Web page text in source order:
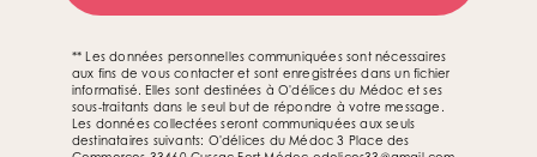
** Les données personnelles communiquées sont nécessaires
aux fins de vous contacter et sont enregistrées dans un fichier
informatisé. Elles sont destinées à O'délices du Médoc et ses
sous-traitants dans le seul but de répondre à votre message.
Les données collectées seront communiquées aux seuls
destinataires suivants: O'délices du Médoc 3 Place des